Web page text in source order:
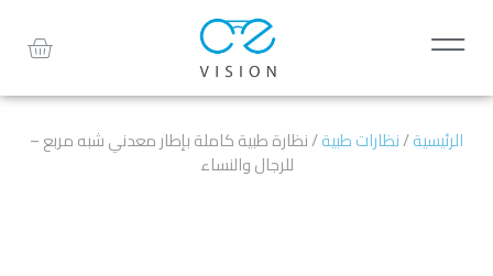
الرئيسية/نظارات طبية/ نظارة طبية كاملة بإطار معدني شبه مربع –
للرجال والنساء